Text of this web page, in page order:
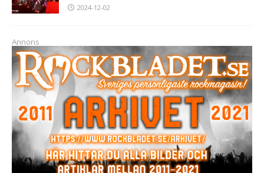
2024-12-02
Annons